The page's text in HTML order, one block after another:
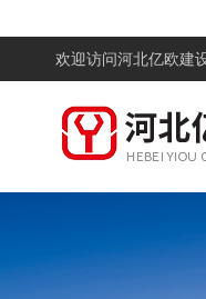
欢迎访问河北亿欧建